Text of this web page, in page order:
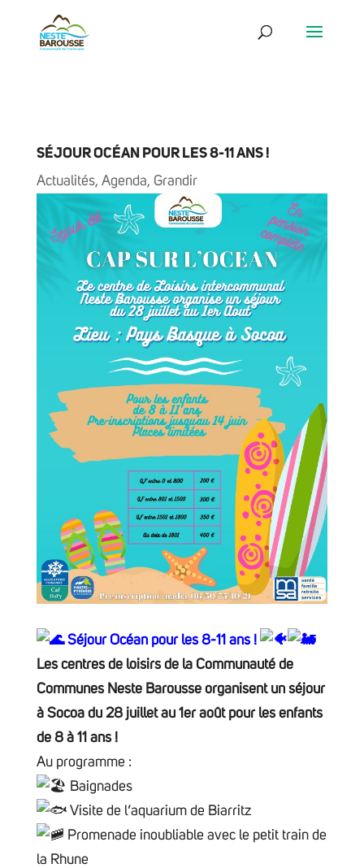
SÉJOUR OCÉAN POUR LES 8-11 ANS !
Actualités, Agenda, Grandir
Séjour Océan pour les 8-11 ans !
Les centres de loisirs de la Communauté de
Communes Neste Barousse organisent un séjour
à Socoa du 28 juillet au 1er août pour les enfants
de 8 à 11 ans !
Au programme :
Baignades
Visite de l’aquarium de Biarritz
Promenade inoubliable avec le petit train de
la Rhune